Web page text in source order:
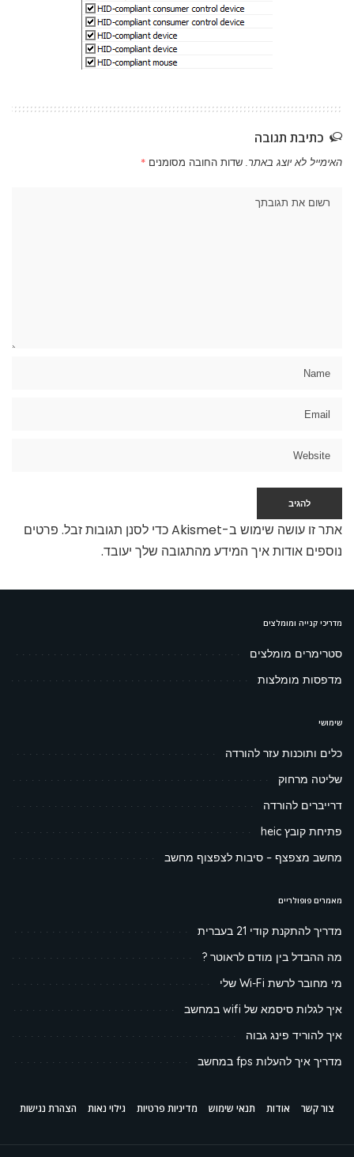
כתיבת תגובה
האימייל לא יוצג באתר. שדות החובה מסומנים *
אתר זו עושה שימוש ב-Akismet כדי לסנן תגובות זבל.
פרטים
נוספים אודות איך המידע מהתגובה שלך יעובד.
מדריכי קנייה ומומלצים
סטרימרים מומלצים
מדפסות מומלצות
שימושי
כלים ותוכנות עזר להורדה
שליטה מרחוק
דרייברים להורדה
פתיחת קובץ heic
מחשב מצפצף – סיבות לצפצוף מחשב
מאמרים פופולריים
מדריך להתקנת קודי 21 בעברית
מה ההבדל בין מודם לראוטר ?
מי מחובר לרשת Wi-Fi שלי
איך לגלות סיסמא של wifi במחשב
איך להוריד פינג גבוה
מדריך איך להעלות fps במחשב
צור קשר אודות תנאי שימוש מדיניות פרטיות גילוי נאות הצהרת נגישות